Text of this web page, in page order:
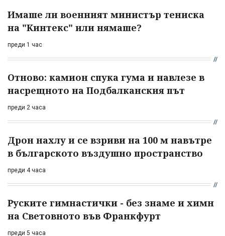
Имаше ли военният министър тениска
на "Кинтекс" или нямаше?
преди 1 час
Отново: камион спука гума и навлезе в
насрещното на Подбалканския път
преди 2 часа
Дрон нахлу и се взриви на 100 м навътре
в българското въздушно пространство
преди 4 часа
Руските гимнастички - без знаме и химн
на Световното във Франкфурт
преди 5 часа